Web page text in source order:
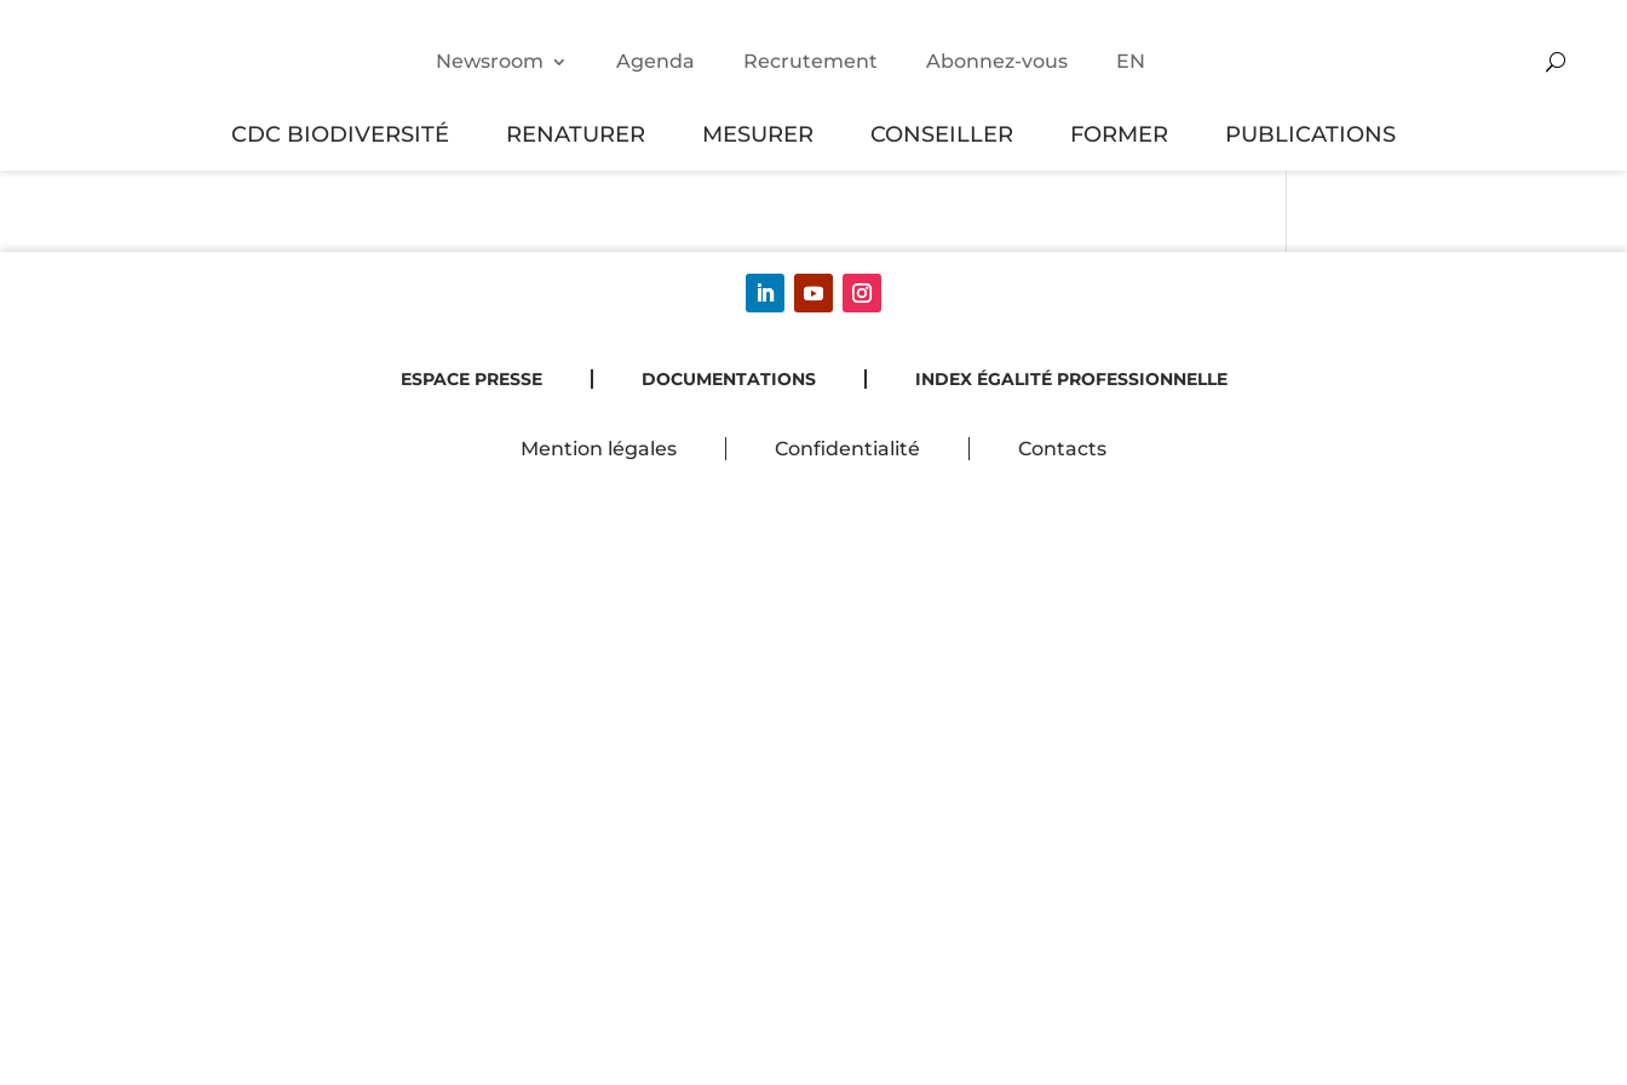
Newsroom Agenda Recrutement Abonnez-vous EN
CDC BIODIVERSITÉ RENATURER MESURER CONSEILLER FORMER PUBLICATIONS
ESPACE PRESSE DOCUMENTATIONS INDEX ÉGALITÉ PROFESSIONNELLE
Mention légales Confidentialité Contacts